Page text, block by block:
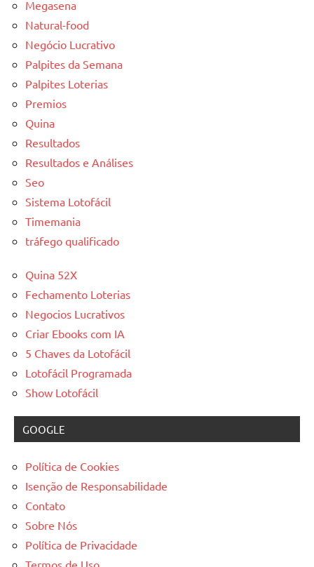
Megasena
Natural-food
Negócio Lucrativo
Palpites da Semana
Palpites Loterias
Premios
Quina
Resultados
Resultados e Análises
Seo
Sistema Lotofácil
Timemania
tráfego qualificado
Quina 52X
Fechamento Loterias
Negocios Lucrativos
Criar Ebooks com IA
5 Chaves da Lotofácil
Lotofácil Programada
Show Lotofácil
GOOGLE
Política de Cookies
Isenção de Responsabilidade
Contato
Sobre Nós
Política de Privacidade
Termos de Uso